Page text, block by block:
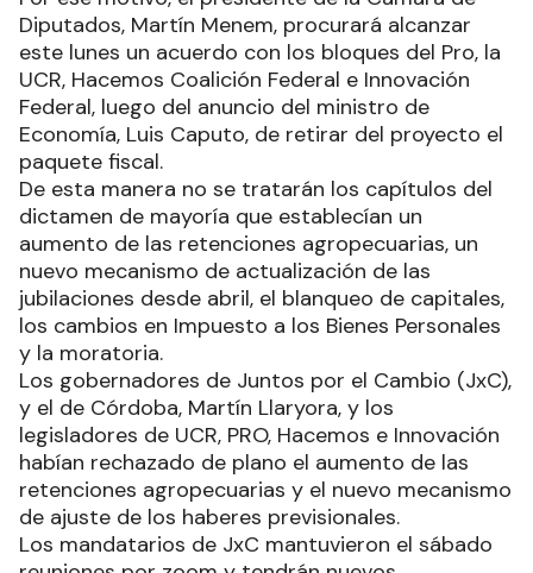
Diputados, Martín Menem, procurará alcanzar
este lunes un acuerdo con los bloques del Pro, la
UCR, Hacemos Coalición Federal e Innovación
Federal, luego del anuncio del ministro de
Economía, Luis Caputo, de retirar del proyecto el
paquete fiscal.
De esta manera no se tratarán los capítulos del
dictamen de mayoría que establecían un
aumento de las retenciones agropecuarias, un
nuevo mecanismo de actualización de las
jubilaciones desde abril, el blanqueo de capitales,
los cambios en Impuesto a los Bienes Personales
y la moratoria.
Los gobernadores de Juntos por el Cambio (JxC),
y el de Córdoba, Martín Llaryora, y los
legisladores de UCR, PRO, Hacemos e Innovación
habían rechazado de plano el aumento de las
retenciones agropecuarias y el nuevo mecanismo
de ajuste de los haberes previsionales.
Los mandatarios de JxC mantuvieron el sábado